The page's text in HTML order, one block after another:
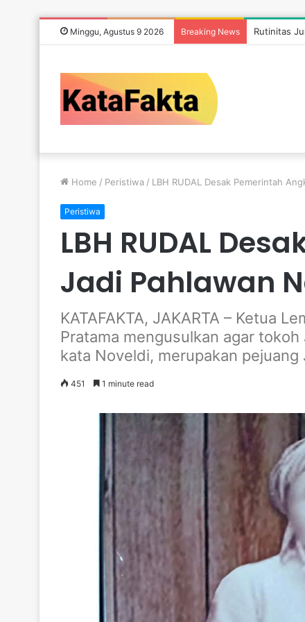
Minggu, Agustus 9 2026 Breaking News Rutinitas
Home / Peristiwa / LBH RUDAL Desak Pemerintah
Peristiwa
LBH RUDAL
Jadi Pahlawan
KATAFAKTA, JAKARTA – Ketua
Pratama mengusulkan agar
kata Noveldi, merupakan
451 1 minute read